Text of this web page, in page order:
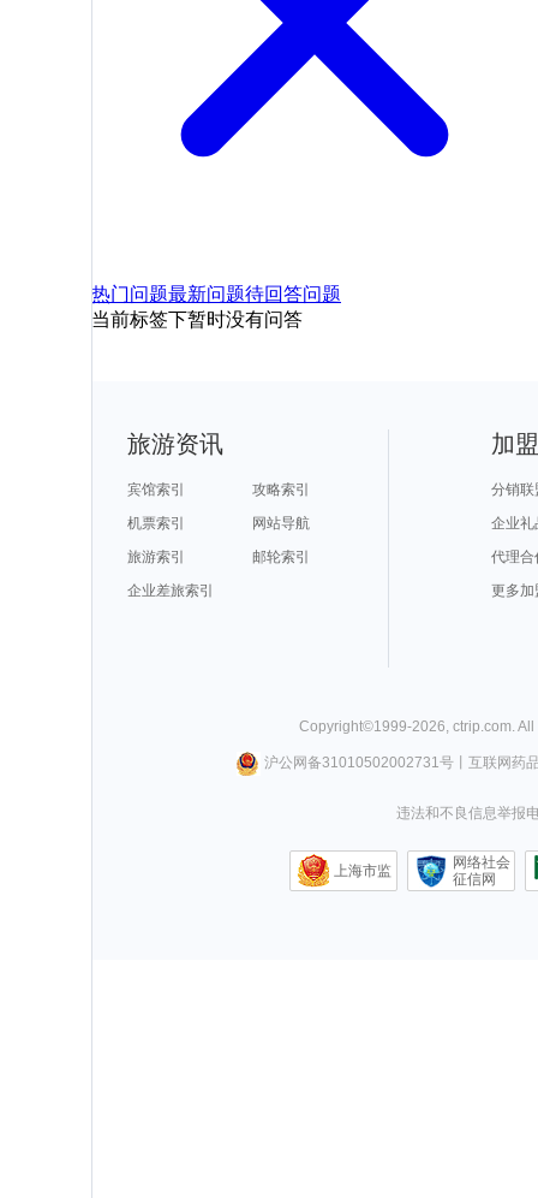
热门问题最新问题待回答问题
当前标签下暂时没有问答
旅游资讯
宾馆索引
攻略索引
机票索引
网站导航
旅游索引
邮轮索引
企业差旅索引
加
分销联
企业礼
代理合
更多加
Copyright©1999-2026, ctrip.com.
沪公网备31010502002731号丨 互联网药
违法和不良信息举报
上海市监
网络社会
征信网